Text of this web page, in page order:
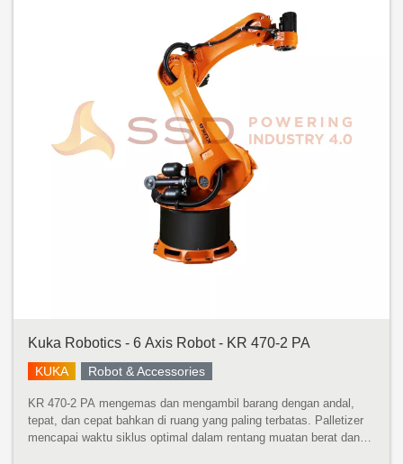
Kuka Robotics - 6 Axis Robot - KR 470-2 PA
KUKA Robot & Accessories
KR 470-2 PA mengemas dan mengambil barang dengan andal,
tepat, dan cepat bahkan di ruang yang paling terbatas. Palletizer
mencapai waktu siklus optimal dalam rentang muatan berat dan